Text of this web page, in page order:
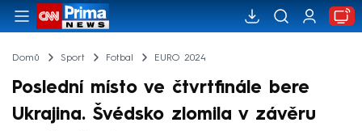
Domů Sport Fotbal EURO 2024
Poslední místo ve čtvrtfinále bere
Ukrajina. Švédsko zlomila v závěru